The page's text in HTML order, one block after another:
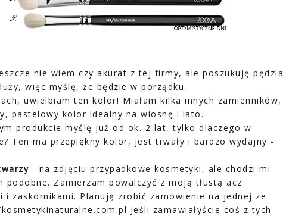
nie wiem czy akurat z tej firmy, ale poszukuję pędzla
więc myślę, że będzie w porządku.
uwielbiam ten kolor! Miałam kilka innych zamienników,
pastelowy kolor idealny na wiosnę i lato.
produkcie myślę już od ok. 2 lat, tylko dlaczego w
Ten ma przepiękny kolor, jest trwały i bardzo wydajny -
- na zdjęciu przypadkowe kosmetyki, ale chodzi mi
Zamierzam powalczyć z moją tłustą acz
i zaskórnikami. Planuję zrobić zamówienie na jednej ze
Jeśli zamawiałyście coś z tych